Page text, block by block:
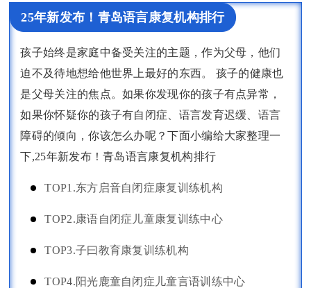
25年新发布！青岛语言康复机构排行
孩子始终是家庭中备受关注的主题，作为父母，他们
迫不及待地想给他世界上最好的东西。 孩子的健康也
是父母关注的焦点。如果你发现你的孩子有点异常，
如果你怀疑你的孩子有自闭症、语言发育迟缓、语言
障碍的倾向，你该怎么办呢？下面小编给大家整理一
下,25年新发布！青岛语言康复机构排行
TOP1.东方启音自闭症康复训练机构
TOP2.康语自闭症儿童康复训练中心
TOP3.子曰教育康复训练机构
TOP4.阳光鹿童自闭症儿童言语训练中心